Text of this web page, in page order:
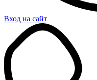
Вход на сайт